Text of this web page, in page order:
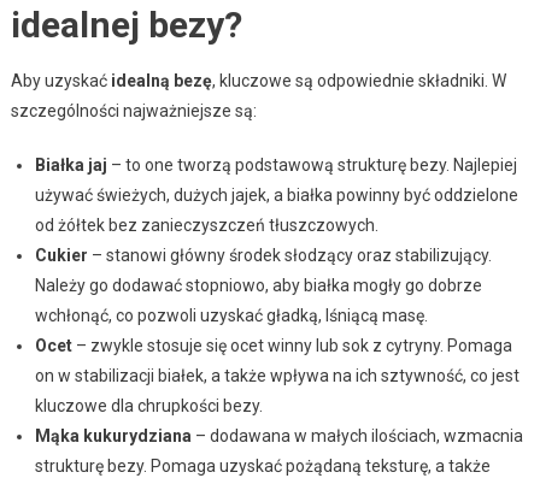
idealnej bezy?
Aby uzyskać idealną bezę, kluczowe są odpowiednie składniki. W
szczególności najważniejsze są:
Białka jaj – to one tworzą podstawową strukturę bezy. Najlepiej
używać świeżych, dużych jajek, a białka powinny być oddzielone
od żółtek bez zanieczyszczeń tłuszczowych.
Cukier – stanowi główny środek słodzący oraz stabilizujący.
Należy go dodawać stopniowo, aby białka mogły go dobrze
wchłonąć, co pozwoli uzyskać gładką, lśniącą masę.
Ocet– zwykle stosuje się ocet winny lub sok z cytryny. Pomaga
on w stabilizacji białek, a także wpływa na ich sztywność, co jest
kluczowe dla chrupkości bezy.
Mąka kukurydziana – dodawana w małych ilościach, wzmacnia
strukturę bezy. Pomaga uzyskać pożądaną teksturę, a także